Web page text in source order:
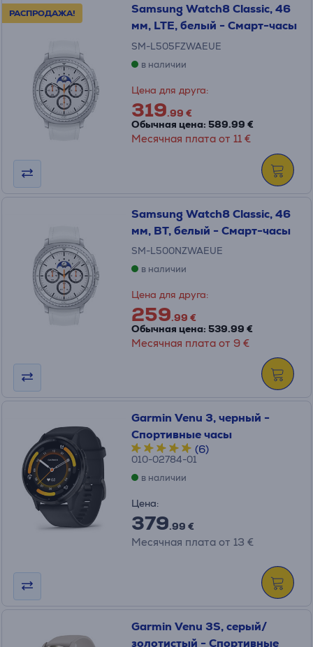
РАСПРОДАЖА!
Samsung Watch8 Classic, 46
мм, LTE, белый - Смарт-часы
SM-L505FZWAEUE
в наличии
Цена для друга:
319.99 €
Обычная цена: 589.99 €
Месячная плата от 11 €
Samsung Watch8 Classic, 46
мм, BT, белый - Смарт-часы
SM-L500NZWAEUE
в наличии
Цена для друга:
259.99 €
Обычная цена: 539.99 €
Месячная плата от 9 €
Garmin Venu 3, черный -
Спортивные часы
(6)
010-02784-01
в наличии
Цена:
379.99 €
Месячная плата от 13 €
Garmin Venu 3S, серый/
золотистый - Спортивные